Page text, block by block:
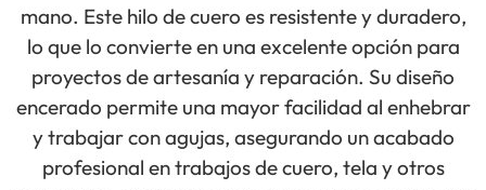
mano. Este hilo de cuero es resistente y duradero,
lo que lo convierte en una excelente opción para
proyectos de artesanía y reparación. Su diseño
encerado permite una mayor facilidad al enhebrar
y trabajar con agujas, asegurando un acabado
profesional en trabajos de cuero, tela y otros